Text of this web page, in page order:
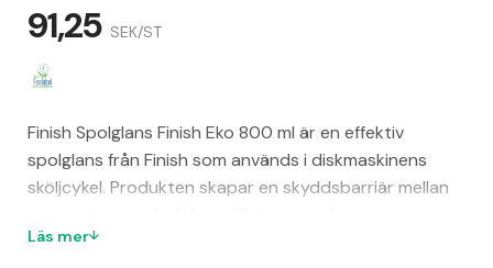
91,25 SEK/ST
Finish Spolglans Finish Eko 800 ml är en effektiv
spolglans från Finish som används i diskmaskinens
sköljcykel. Produkten skapar en skyddsbarriär mellan
vattenfläckar och ger glas och porslin en vacker glans.
Läs mer